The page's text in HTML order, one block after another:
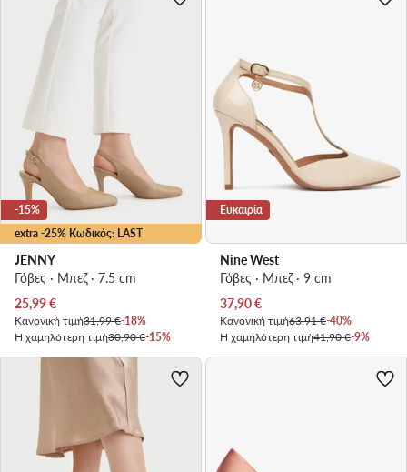
extra -25% Κωδικός: LAST
-15%
JENNY
Γόβες · Μπεζ · 7.5 cm
Τρέχουσα τιμή
25,99€
Κανονική τιμή31,99 €-18%
Η χαμηλότερη τιμή30,90 €-15%
Ευκαιρία
Nine West
Γόβες · Μπεζ · 9 cm
Τρέχουσα τιμή
37,90€
Κανονική τιμή63,91 €-40%
Η χαμηλότερη τιμή41,90 €-9%